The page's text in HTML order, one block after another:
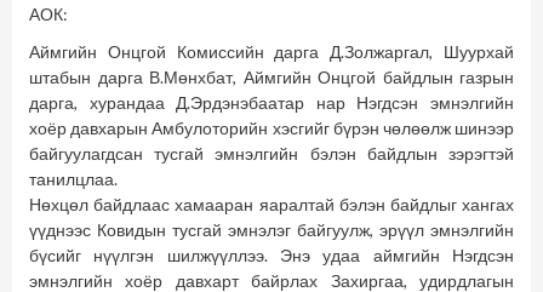
АОК:
Аймгийн Онцгой Комиссийн дарга Д.Золжаргал, Шуурхай
штабын дарга В.Мөнхбат, Аймгийн Онцгой байдлын газрын
дарга, хурандаа Д.Эрдэнэбаатар нар Нэгдсэн эмнэлгийн
хоёр давхарын Амбулоторийн хэсгийг бүрэн чөлөөлж шинээр
байгуулагдсан тусгай эмнэлгийн бэлэн байдлын зэрэгтэй
танилцлаа.
Нөхцөл байдлаас хамааран яаралтай бэлэн байдлыг хангах
үүднээс Ковидын тусгай эмнэлэг байгуулж, эрүүл эмнэлгийн
бүсийг нүүлгэн шилжүүллээ. Энэ удаа аймгийн Нэгдсэн
эмнэлгийн хоёр давхарт байрлах Захиргаа, удирдлагын